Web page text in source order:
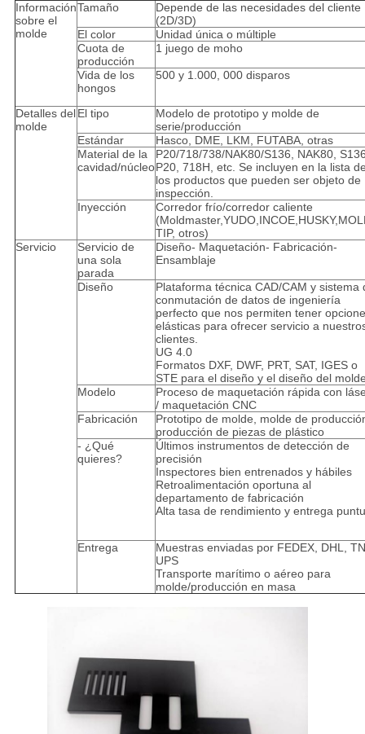
Información
sobre el
molde
Tamaño
Depende de las necesidades del cliente
(2D/3D)
El color
Unidad única o múltiple
Cuota de
producción
1 juego de moho
Vida de los
hongos
500 y 1.000, 000 disparos
Detalles del
molde
El tipo
Modelo de prototipo y molde de
serie/producción
Estándar
Hasco, DME, LKM, FUTABA, otras
Material de la
cavidad/núcleo
P20/718/738/NAK80/S136, NAK80,
P20, 718H, etc. Se incluyen en la lista
los productos que pueden ser objeto de
inspección.
Inyección
Corredor frío/corredor caliente
TIP, otros)
Servicio
Servicio de
una sola
parada
Diseño- Maquetación- Fabricación-
Ensamblaje
Diseño
Plataforma técnica CAD/CAM y sistema
conmutación de datos de ingeniería
perfecto que nos permiten tener
elásticas para ofrecer servicio a
clientes.
UG 4.0
Formatos DXF, DWF, PRT, SAT, IGES o
STE para el diseño y el diseño del
Modelo
Proceso de maquetación rápida con
/ maquetación CNC
Fabricación
Prototipo de molde, molde de
producción de piezas de plástico
- ¿Qué
quieres?
Últimos instrumentos de detección de
precisión
Inspectores bien entrenados y hábiles
Retroalimentación oportuna al
departamento de fabricación
Alta tasa de rendimiento y entrega
Entrega
Muestras enviadas por FEDEX, DHL,
UPS
Transporte marítimo o aéreo para
molde/producción en masa